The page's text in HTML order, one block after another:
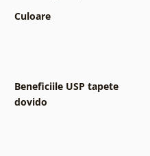
Culoare
Beneficiile USP tapete
dovido